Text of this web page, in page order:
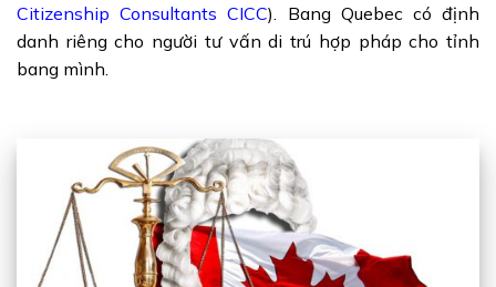
Citizenship Consultants CICC). Bang Quebec có định
danh riêng cho người tư vấn di trú hợp pháp cho tỉnh
bang mình.